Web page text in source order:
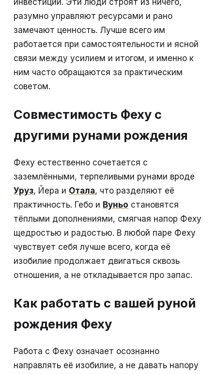
разумно управляют ресурсами и рано
замечают ценность. Лучше всего им
работается при самостоятельности и ясной
связи между усилием и итогом, и именно к
ним часто обращаются за практическим
советом.
Совместимость Феху с
другими рунами рождения
Феху естественно сочетается с
заземлёнными, терпеливыми рунами вроде
Уруз, Йера и Отала, что разделяют её
практичность. Гебо и Вуньо становятся
тёплыми дополнениями, смягчая напор Феху
щедростью и радостью. В любой паре Феху
чувствует себя лучше всего, когда её
изобилие продолжает двигаться сквозь
отношения, а не откладывается про запас.
Как работать с вашей руной
рождения Феху
Работа с Феху означает осознанно
направлять её изобилие, а не давать напору